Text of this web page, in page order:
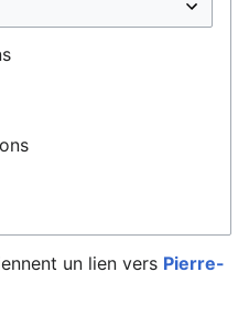
un lien vers Pierre-